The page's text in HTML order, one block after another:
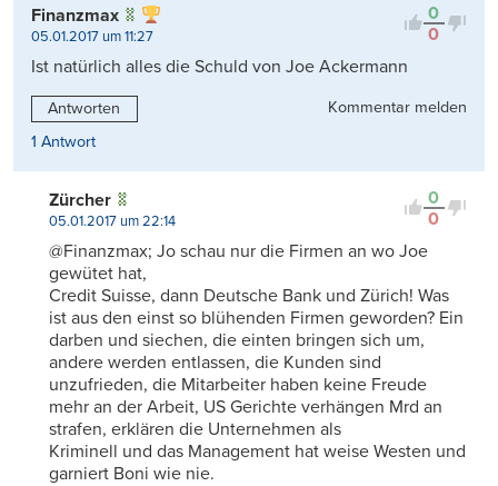
0
0
Finanzmax
05.01.2017 um 11:27
Ist natürlich alles die Schuld von Joe Ackermann
Antworten
Kommentar melden
1 Antwort
0
0
Zürcher
05.01.2017 um 22:14
@Finanzmax; Jo schau nur die Firmen an wo Joe
gewütet hat,
Credit Suisse, dann Deutsche Bank und Zürich! Was
ist aus den einst so blühenden Firmen geworden? Ein
darben und siechen, die einten bringen sich um,
andere werden entlassen, die Kunden sind
unzufrieden, die Mitarbeiter haben keine Freude
mehr an der Arbeit, US Gerichte verhängen Mrd an
strafen, erklären die Unternehmen als
Kriminell und das Management hat weise Westen und
garniert Boni wie nie.